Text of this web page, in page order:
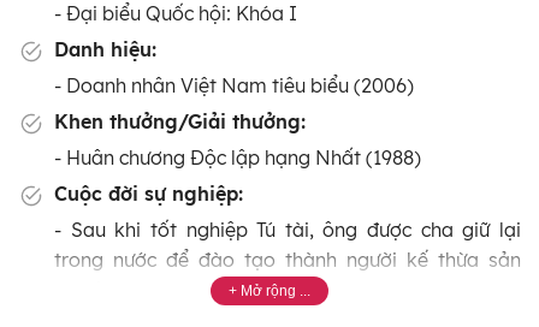
- Đại biểu Quốc hội: Khóa I
Danh hiệu:
- Doanh nhân Việt Nam tiêu biểu (2006)
Khen thưởng/Giải thưởng:
- Huân chương Độc lập hạng Nhất (1988)
Cuộc đời sự nghiệp:
- Sau khi tốt nghiệp Tú tài, ông được cha giữ lại
trong nước để đào tạo thành người kế thừa sản